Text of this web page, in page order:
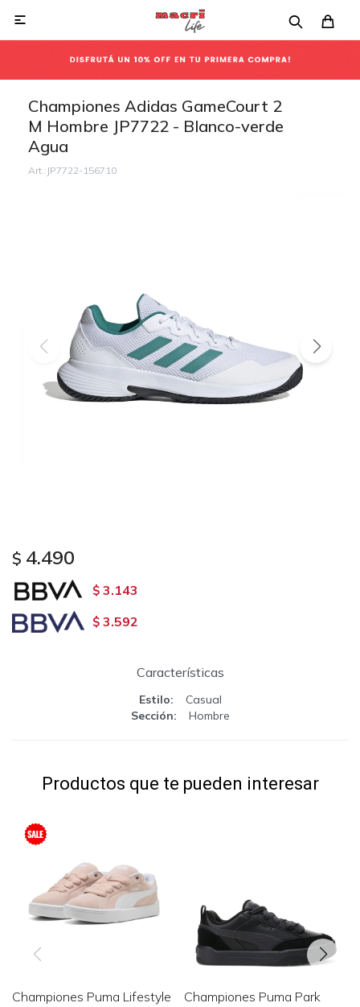

Championes Adidas GameCourt 2
M Hombre JP7722 - Blanco-verde
Agua
JP7722-156710
$ 4.490
$ 3.143
$ 3.592
Características
Estilo
Casual
Sección
Hombre
Productos que te pueden interesar
Championes Puma Lifestyle
Championes Puma Park